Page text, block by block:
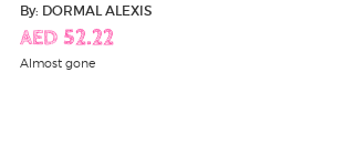
By: DORMAL ALEXIS
AED 52.22
Almost gone